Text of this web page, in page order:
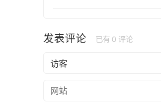
发表评论 已有 0 评论